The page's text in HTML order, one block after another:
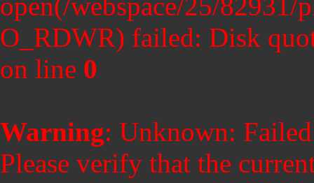
O_RDWR) failed: Disk
on line 0
Warning: Unknown:
Please verify that the